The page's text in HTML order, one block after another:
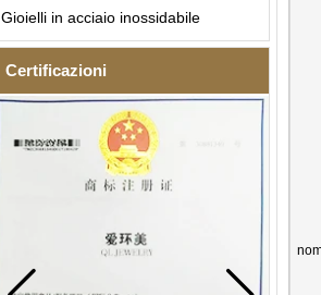
Gioielli in acciaio inossidabile
Certificazioni